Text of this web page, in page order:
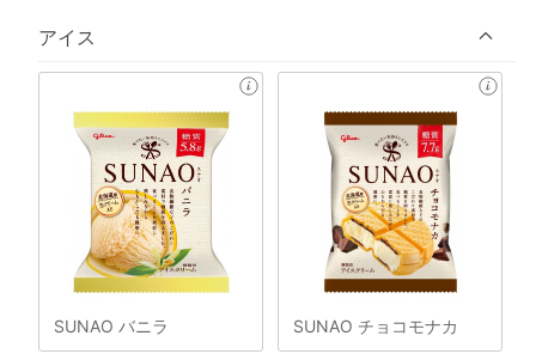
アイス
SUNAO バニラ SUNAO チョコモナカ